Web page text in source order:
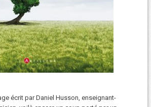
écrit par Daniel Husson, enseignant-